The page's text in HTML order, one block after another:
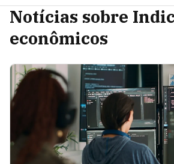
Notícias sobre
econômicos